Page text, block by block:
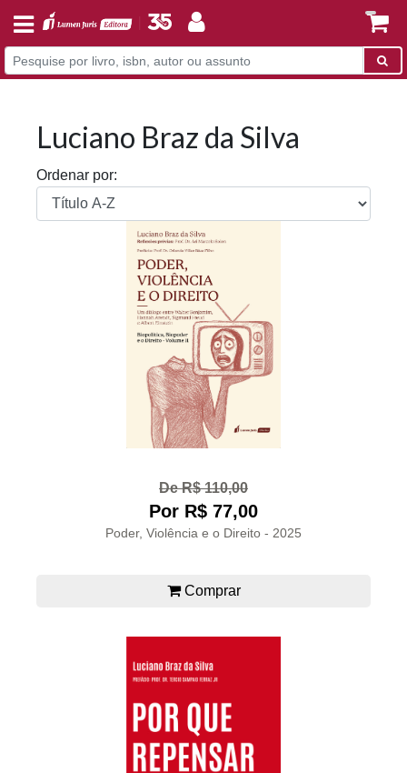
Luciano Braz da Silva
Ordenar por:
De R$ 110,00
Por R$ 77,00
Poder, Violência e o Direito - 2025
Comprar